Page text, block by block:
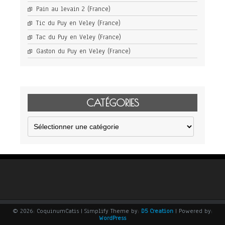
Pain au levain 2 (France)
Tic du Puy en Veley (France)
Tac du Puy en Veley (France)
Gaston du Puy en Veley (France)
CATÉGORIES
Catégories
© 2026: CoquinumCatis | Simplify Theme by: D5 Creation | Powered by:
WordPress